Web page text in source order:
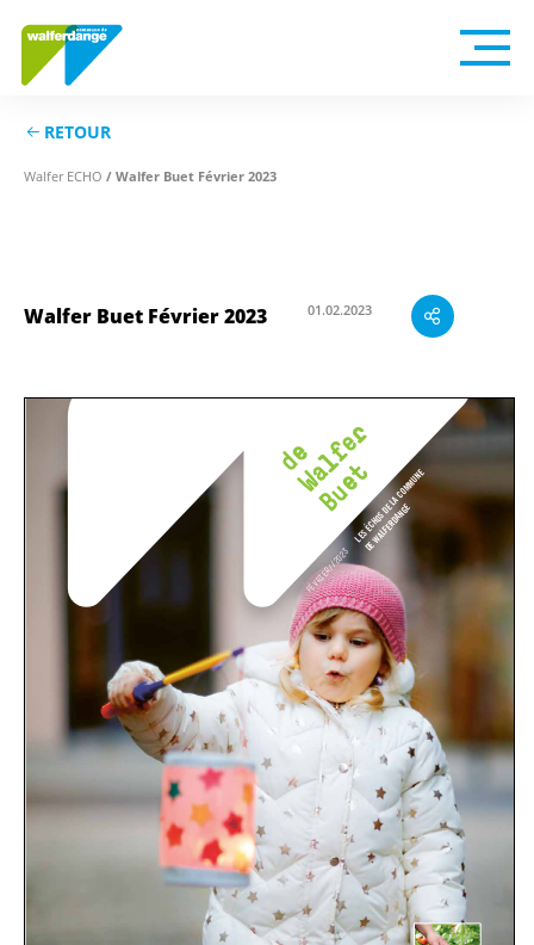
RETOUR
Walfer ECHO / Walfer Buet Février 2023
Walfer Buet Février 2023 01.02.2023